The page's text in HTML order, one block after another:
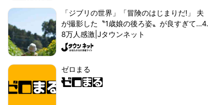
「ジブリの世界」「冒険のはじまりだ!」 夫
が撮影した〝1歳娘の後ろ姿〟が良すぎて...4.
8万人感激|Jタウンネット
ゼロまる